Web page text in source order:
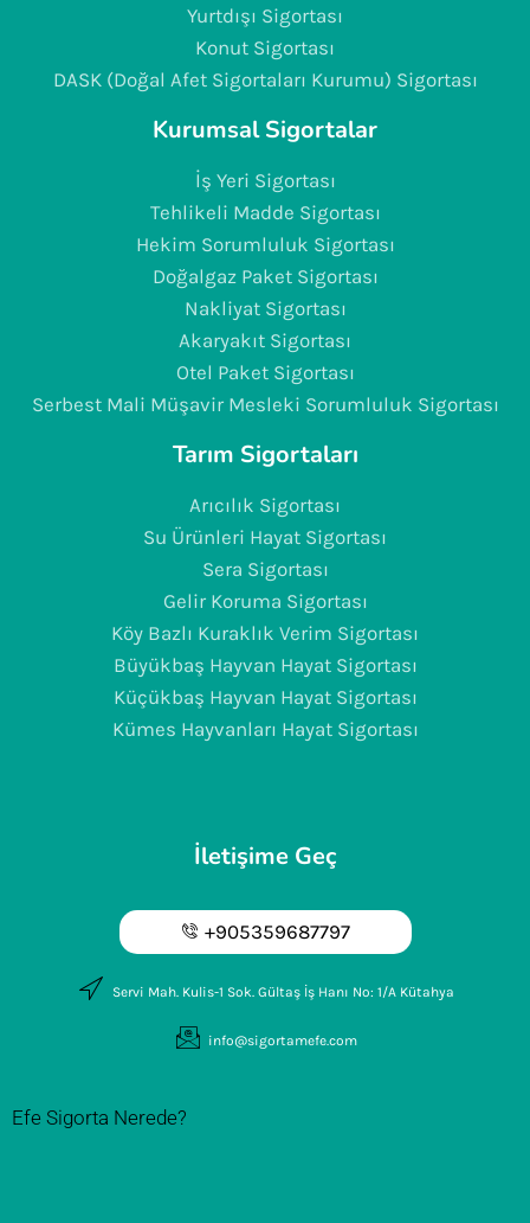
Yurtdışı Sigortası
Konut Sigortası
DASK (Doğal Afet Sigortaları Kurumu) Sigortası
Kurumsal Sigortalar
İş Yeri Sigortası
Tehlikeli Madde Sigortası
Hekim Sorumluluk Sigortası
Doğalgaz Paket Sigortası
Nakliyat Sigortası
Akaryakıt Sigortası
Otel Paket Sigortası
Serbest Mali Müşavir Mesleki Sorumluluk Sigortası
Tarım Sigortaları
Arıcılık Sigortası
Su Ürünleri Hayat Sigortası
Sera Sigortası
Gelir Koruma Sigortası
Köy Bazlı Kuraklık Verim Sigortası
Büyükbaş Hayvan Hayat Sigortası
Küçükbaş Hayvan Hayat Sigortası
Kümes Hayvanları Hayat Sigortası
İletişime Geç
+905359687797
Servi Mah. Kulis-1 Sok. Gültaş İş Hanı No: 1/A Kütahya
info@sigortamefe.com
Efe Sigorta Nerede?